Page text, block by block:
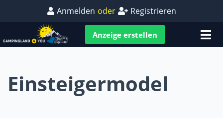
Anmelden oder Registrieren
Anzeige erstellen
Einsteigermodel